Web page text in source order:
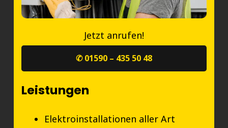
Jetzt anrufen!
✆ 01590 – 435 50 48
Leistungen
Elektroinstallationen aller Art